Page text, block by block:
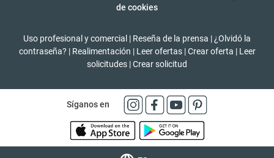
de cookies
Uso profesional y comercial | Reseña de la prensa | ¿Olvidó la
contraseña? | Realimentación | Leer ofertas | Crear oferta | Leer
solicitudes |Crear solicitud
Síganos en